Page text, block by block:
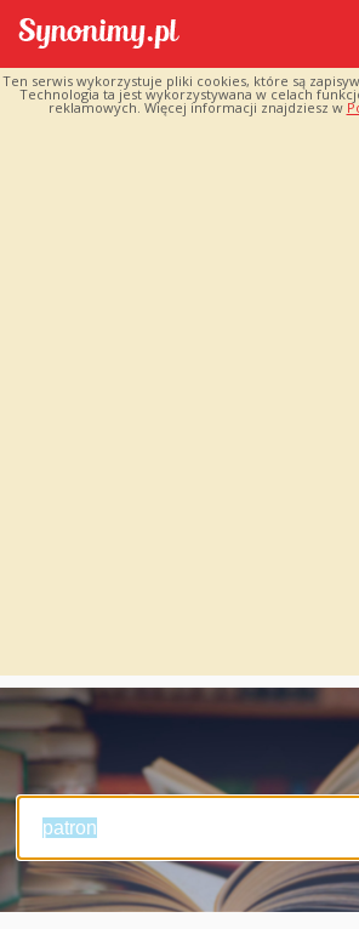
Ten serwis wykorzystuje pliki cookies, które są
Technologia ta jest wykorzystywana w celach
reklamowych. Więcej informacji znajdziesz w